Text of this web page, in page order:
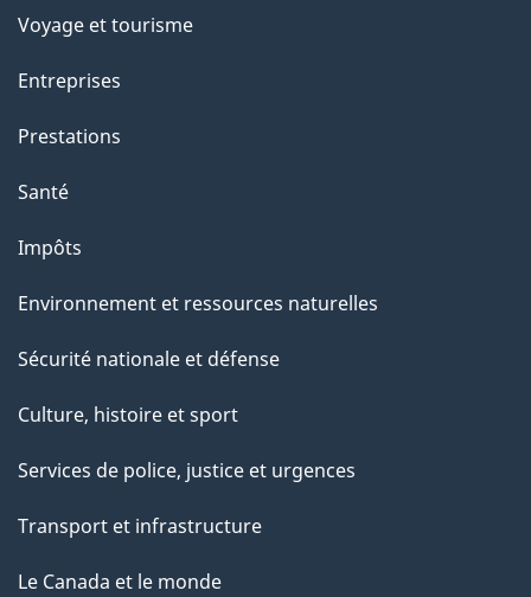
t
t
a
e
Voyage et tourisme
Entreprises
Prestations
Santé
Impôts
Environnement et ressources naturelles
Sécurité nationale et défense
Culture, histoire et sport
Services de police, justice et urgences
Transport et infrastructure
Le Canada et le monde